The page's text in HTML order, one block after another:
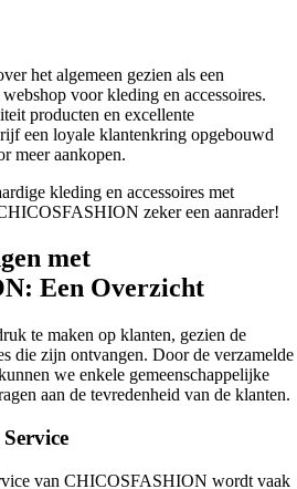
het algemeen gezien als een
voor kleding en accessoires.
producten en excellente
een loyale klantenkring opgebouwd
meer aankopen.
kleding en accessoires met
zeker een aanrader!
met
Een Overzicht
te maken op klanten, gezien de
die zijn ontvangen. Door de verzamelde
we enkele gemeenschappelijke
aan de tevredenheid van de klanten.
van CHICOSFASHION wordt vaak